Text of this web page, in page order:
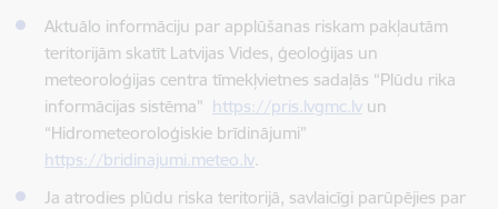
Aktuālo informāciju par applūšanas riskam pakļautām
teritorijām skatīt Latvijas Vides, ģeoloģijas un
meteoroloģijas centra tīmekļvietnes sadaļās “Plūdu rika
informācijas sistēma” https://pris.lvgmc.lv un
“Hidrometeoroloģiskie brīdinājumi”
https://bridinajumi.meteo.lv.
Ja atrodies plūdu riska teritorijā, savlaicīgi parūpējies par